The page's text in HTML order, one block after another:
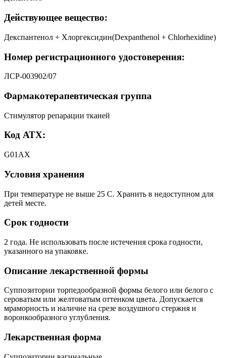
Действующее вещество:
Декспантенол + Хлоргексидин(Dexpanthenol + Chlorhexidine)
Номер регистрационного удостоверения:
ЛСР-003902/07
Фармакотерапевтическая группа
Стимулятор репарации тканей
Код АТХ:
G01АХ
Условия хранения
При температуре не выше 25 С. Хранить в недоступном для
детей месте.
Срок годности
2 года. Не использовать после истечения срока годности,
указанного на упаковке.
Описание лекарственной формы
Суппозитории торпедообразной формы белого или белого с
сероватым или желтоватым оттенком цвета. Допускается
мраморность и наличие на срезе воздушного стержня и
воронкообразного углубления.
Лекарственная форма